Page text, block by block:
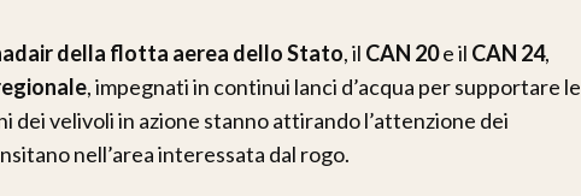
della flotta aerea dello Stato, il CAN 20e il CAN 24,
, impegnati in continui lanci d’acqua per supportare le
dei velivoli in azione stanno attirando l’attenzione dei
nell’area interessata dal rogo.